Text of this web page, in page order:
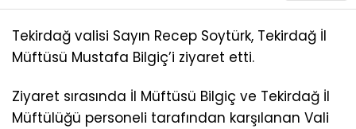
Tekirdağ valisi Sayın Recep Soytürk, Tekirdağ İl
Müftüsü Mustafa Bilgiç’i ziyaret etti.
Ziyaret sırasında İl Müftüsü Bilgiç ve Tekirdağ İl
Müftülüğü personeli tarafından karşılanan Vali